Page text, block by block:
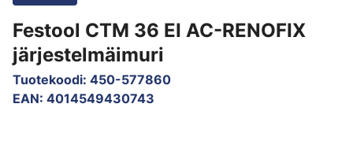
Festool CTM 36 EI AC-RENOFIX
järjestelmäimuri
Tuotekoodi: 450-577860
EAN: 4014549430743